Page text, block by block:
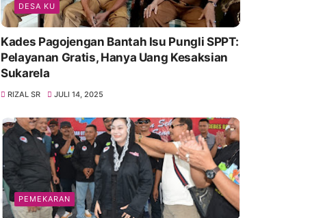
DESA KU
Kades Pagojengan Bantah Isu Pungli SPPT:
Pelayanan Gratis, Hanya Uang Kesaksian
Sukarela
RIZAL SR JULI 14, 2025
PEMEKARAN